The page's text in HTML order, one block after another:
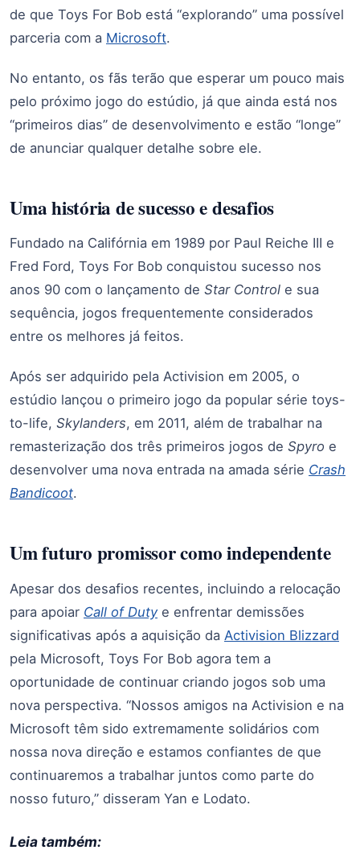
de que Toys For Bob está “explorando” uma possível
parceria com a Microsoft.
No entanto, os fãs terão que esperar um pouco mais
pelo próximo jogo do estúdio, já que ainda está nos
“primeiros dias” de desenvolvimento e estão “longe”
de anunciar qualquer detalhe sobre ele.
Uma história de sucesso e desafios
Fundado na Califórnia em 1989 por Paul Reiche III e
Fred Ford, Toys For Bob conquistou sucesso nos
anos 90 com o lançamento de Star Control e sua
sequência, jogos frequentemente considerados
entre os melhores já feitos.
Após ser adquirido pela Activision em 2005, o
estúdio lançou o primeiro jogo da popular série toys-
to-life, Skylanders, em 2011, além de trabalhar na
remasterização dos três primeiros jogos de Spyro e
desenvolver uma nova entrada na amada série Crash
Bandicoot.
Um futuro promissor como independente
Apesar dos desafios recentes, incluindo a relocação
para apoiar Call of Dutye enfrentar demissões
significativas após a aquisição da Activision Blizzard
pela Microsoft, Toys For Bob agora tem a
oportunidade de continuar criando jogos sob uma
nova perspectiva. “Nossos amigos na Activision e na
Microsoft têm sido extremamente solidários com
nossa nova direção e estamos confiantes de que
continuaremos a trabalhar juntos como parte do
nosso futuro,” disseram Yan e Lodato.
Leia também: